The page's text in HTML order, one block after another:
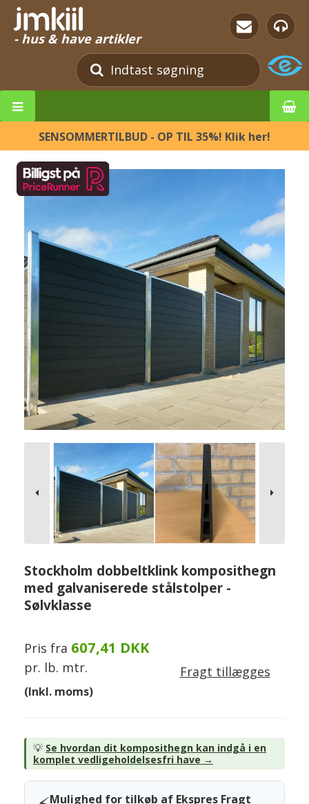
- hus & have artikler
SENSOMMERTILBUD - OP TIL 35%! Klik her!
Stockholm dobbeltklink komposithegn
med galvaniserede stålstolper -
Sølvklasse
Pris fra 607,41 DKK
pr. lb. mtr.
(Inkl. moms)
Fragt tillægges
💡 Se hvordan dit komposithegn kan indgå i en
komplet vedligeholdelsesfri have →
Mulighed for tilkøb af Ekspres Fragt